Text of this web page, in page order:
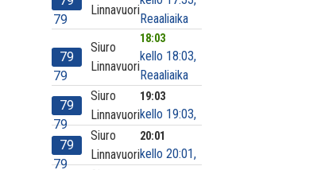
79
Linnavuori
Reaaliaika
79
79
Siuro
Linnavuori
18:03
kello 18:03,
Reaaliaika
79
79
Siuro
Linnavuori
19:03
kello 19:03,
79
79
Siuro
Linnavuori
20:01
kello 20:01,